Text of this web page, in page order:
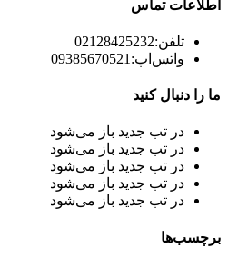
اطلاعات تماس
تلفن:02128425232
واتس‌اپ: 09385670521
ما را دنبال کنید
در تب جدید باز می‌شود
در تب جدید باز می‌شود
در تب جدید باز می‌شود
در تب جدید باز می‌شود
در تب جدید باز می‌شود
برچسب‌ها